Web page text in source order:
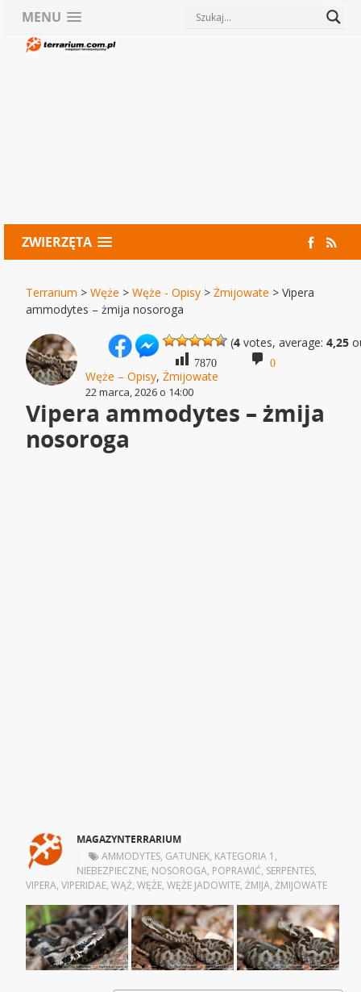
MENU
ZWIERZĘTA
Terrarium >Węże >Węże - Opisy >Żmijowate >Vipera
ammodytes – żmija nosoroga
(4 votes, average:4,25
7870 0
Węże – Opisy,Żmijowate
22 marca, 2026 o 14:00
Vipera ammodytes – żmija
nosoroga
MAGAZYNTERRARIUM
AMMODYTES, GATUNEK, KATEGORIA 1 ,
NIEBEZPIECZNE, NOSOROGA, POPRAWIĆ, SERPENTES,
VIPERA,VIPERIDAE,WĄŻ,WĘŻE,WĘŻE JADOWITE,ŻMIJA,ŻMIJOWATE